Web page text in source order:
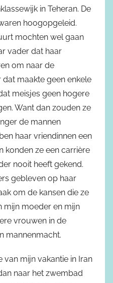
in Teheran. De
hoogopgeleid.
mochten wel gaan
vader dat haar
om naar de
maakte geen enkele
meisjes geen hogere
Want dan zouden ze
de mannen
haar vriendinnen een
konden ze een carrière
nooit heeft gekend.
gebleven op haar
om de kansen die ze
mijn moeder en mijn
vrouwen in de
mannenmacht.
van mijn vakantie in Iran
naar het zwembad